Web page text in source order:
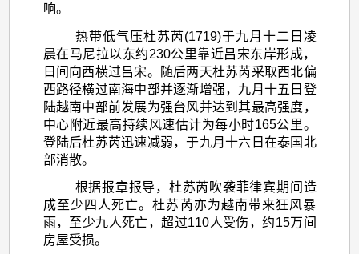
响。
热带低气压杜苏芮(1719)于九月十二日凌
晨在马尼拉以东约230公里靠近吕宋东岸形成，
日间向西横过吕宋。随后两天杜苏芮采取西北偏
西路径横过南海中部并逐渐增强，九月十五日登
陆越南中部前发展为强台风并达到其最高强度，
中心附近最高持续风速估计为每小时165公里。
登陆后杜苏芮迅速减弱，于九月十六日在泰国北
部消散。
根据报章报导，杜苏芮吹袭菲律宾期间造
成至少四人死亡。杜苏芮亦为越南带来狂风暴
雨，至少九人死亡，超过110人受伤，约15万间
房屋受损。